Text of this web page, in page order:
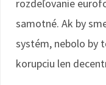
rozdeľovanie
samotné. Ak by
systém, nebolo by
korupciu len